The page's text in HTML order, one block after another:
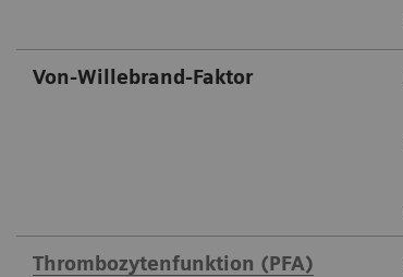
Von-Willebrand-Faktor
Thrombozytenfunktion (PFA)